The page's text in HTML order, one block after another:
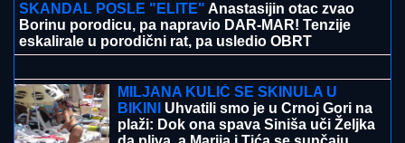
SKANDAL POSLE "ELITE" Anastasijin otac zvao
Borinu porodicu, pa napravio DAR-MAR! Tenzije
eskalirale u porodični rat, pa usledio OBRT
Ana Nikolić uputila PRETNJE Jeleni
Radanović zbog Raleta: "Izvlačiće te iz
Drine i Morave, ku**etino raspala!"
(VIDEO)